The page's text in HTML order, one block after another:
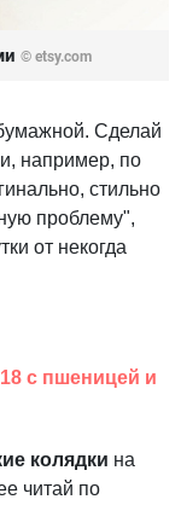
© etsy.com
Сделай
например, по
стильно
проблему",
от некогда
с пшеницей и
колядки на
читай по